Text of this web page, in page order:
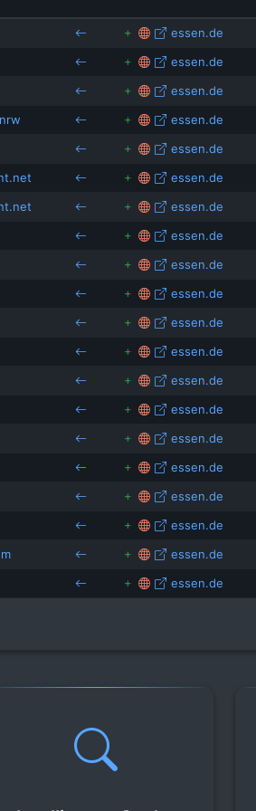
essen.de
essen.de
essen.de
essen.de
essen.de
essen.de
essen.de
essen.de
essen.de
essen.de
essen.de
essen.de
essen.de
essen.de
essen.de
essen.de
essen.de
essen.de
essen.de
essen.de